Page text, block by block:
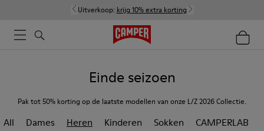
Uitverkoop: krijg 10% extra korting
Einde seizoen
Pak tot 50% korting op de laatste modellen van onze L/Z 2026 Collectie.
All Dames Heren Kinderen Sokken CAMPERLAB